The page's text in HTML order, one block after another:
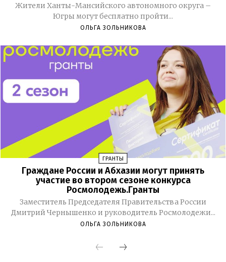
Жители Ханты-Мансийского автономного округа –
Югры могут бесплатно пройти...
ОЛЬГА ЗОЛЬНИКОВА
ГРАНТЫ
Граждане России и Абхазии могут принять
участие во втором сезоне конкурса
Росмолодежь.Гранты
Заместитель Председателя Правительства России
Дмитрий Чернышенко и руководитель Росмолодежи...
ОЛЬГА ЗОЛЬНИКОВА